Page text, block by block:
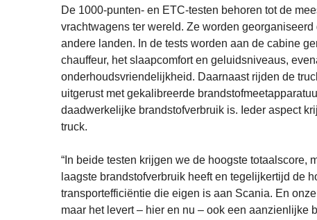
De 1000-punten- en ETC-testen behoren tot de
vrachtwagens ter wereld. Ze worden
andere landen. In de tests worden aan de cabine
chauffeur, het slaapcomfort en geluidsniveaus,
onderhoudsvriendelijkheid. Daarnaast rijden de
uitgerust met gekalibreerde
daadwerkelijke brandstofverbruik is. Ieder aspect
truck.
“In beide testen krijgen we de hoogste totaalscore,
laagste brandstofverbruik heeft en tegelijkertijd de
transportefficiëntie die eigen is aan Scania. En
maar het levert – hier en nu – ook een